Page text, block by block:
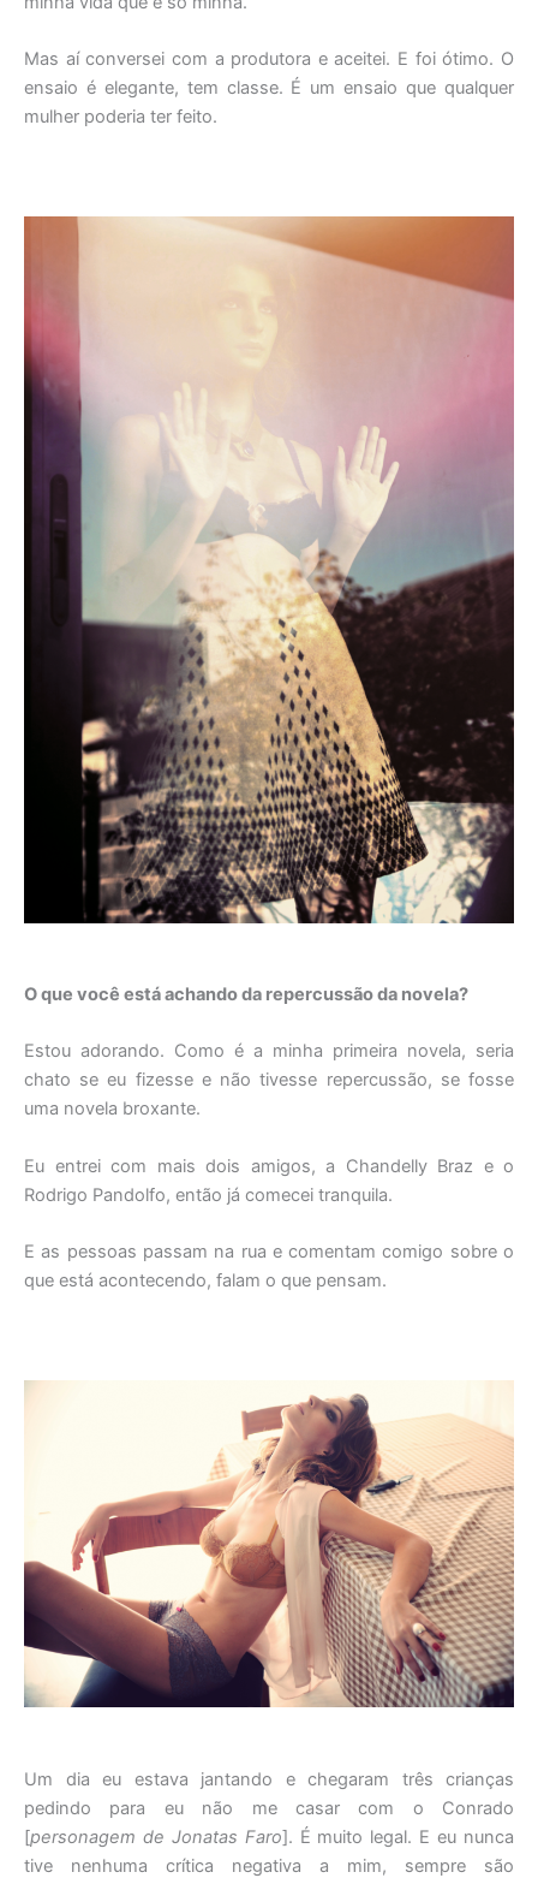
Mas aí conversei com a produtora e aceitei. E foi ótimo. O
ensaio é elegante, tem classe. É um ensaio que qualquer
mulher poderia ter feito.
O que você está achando da repercussão da novela?
Estou adorando. Como é a minha primeira novela, seria
chato se eu fizesse e não tivesse repercussão, se fosse
uma novela broxante.
Eu entrei com mais dois amigos, a Chandelly Braz e o
Rodrigo Pandolfo, então já comecei tranquila.
E as pessoas passam na rua e comentam comigo sobre o
que está acontecendo, falam o que pensam.
Um dia eu estava jantando e chegaram três crianças
pedindo para eu não me casar com o Conrado
[personagem de Jonatas Faro]. É muito legal. E eu nunca
tive nenhuma crítica negativa a mim, sempre são